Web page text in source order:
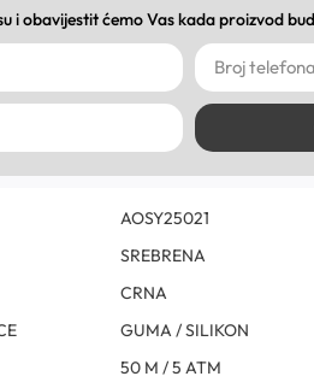
i obavijestit ćemo Vas kada proizvod
AOSY25021
SREBRENA
CRNA
GUMA / SILIKON
50 M / 5 ATM